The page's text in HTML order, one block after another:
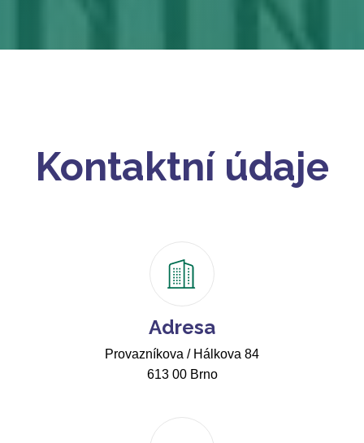
Kontaktní údaje
Adresa
Provazníkova / Hálkova 84
613 00 Brno